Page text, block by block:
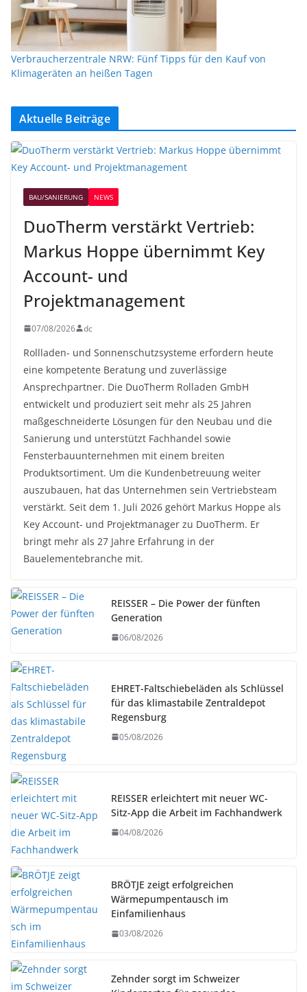
Verbraucherzentrale NRW: Fünf Tipps für den Kauf von
Klimageräten an heißen Tagen
Aktuelle Beiträge
BAU/SANIERUNG NEWS
DuoTherm verstärkt Vertrieb:
Markus Hoppe übernimmt Key
Account- und
Projektmanagement
07/08/2026 dc
Rollladen- und Sonnenschutzsysteme erfordern heute
eine kompetente Beratung und zuverlässige
Ansprechpartner. Die DuoTherm Rolladen GmbH
entwickelt und produziert seit mehr als 25 Jahren
maßgeschneiderte Lösungen für den Neubau und die
Sanierung und unterstützt Fachhandel sowie
Fensterbauunternehmen mit einem breiten
Produktsortiment. Um die Kundenbetreuung weiter
auszubauen, hat das Unternehmen sein Vertriebsteam
verstärkt. Seit dem 1. Juli 2026 gehört Markus Hoppe als
Key Account- und Projektmanager zu DuoTherm. Er
bringt mehr als 27 Jahre Erfahrung in der
Bauelementebranche mit.
REISSER – Die Power der fünften
Generation
06/08/2026
EHRET-Faltschiebeläden als Schlüssel
für das klimastabile Zentraldepot
Regensburg
05/08/2026
REISSER erleichtert mit neuer WC-
Sitz-App die Arbeit im Fachhandwerk
04/08/2026
BRÖTJE zeigt erfolgreichen
Wärmepumpentausch im
Einfamilienhaus
03/08/2026
Zehnder sorgt im Schweizer